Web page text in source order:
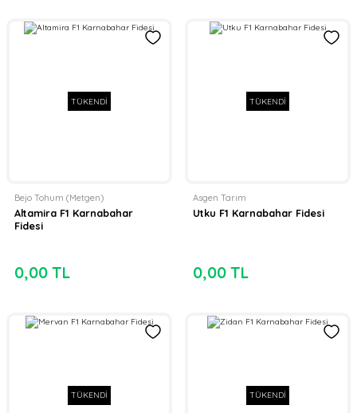
TÜKENDİ
Bejo Tohum (Metgen)
Altamira F1 Karnabahar
Fidesi
0,00 TL
TÜKENDİ
Asgen Tarım
Utku F1 Karnabahar Fidesi
0,00 TL
TÜKENDİ TÜKENDİ